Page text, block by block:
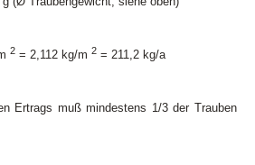
2 = 2,112 kg/m 2 = 211,2 kg/a
Ertrags muß mindestens 1/3 der Trauben